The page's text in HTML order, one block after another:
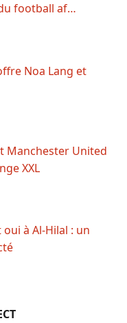
football af…
Noa Lang et
Manchester United
XXL
à Al-Hilal : un